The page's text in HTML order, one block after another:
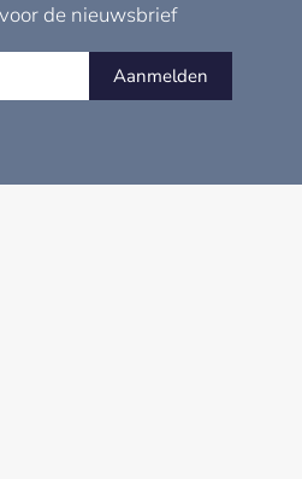
de nieuwsbrief
Aanmelden